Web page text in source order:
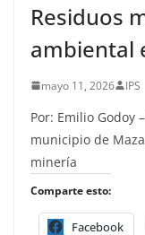
Residuos
ambiental
mayo 11, 2026 IPS
Por: Emilio Godoy
municipio de
minería
Comparte esto:
Facebook